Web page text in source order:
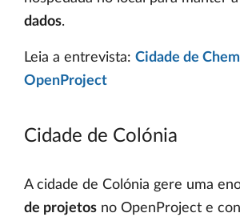
dados.
Leia a entrevista: Cidade de
OpenProject
Cidade de Colónia
A cidade de Colónia gere uma
de projetos no OpenProject e